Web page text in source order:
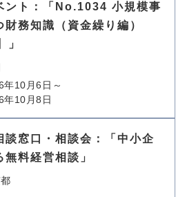
ント：「No.1034 小規模事
務知識（資金繰り編）
」
年10月6日～
年10月8日
談窓口・相談会：「中小企
料経営相談」